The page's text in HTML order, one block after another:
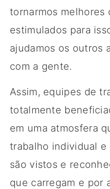
tornarmos melhores
estimulados para
ajudamos os outros
com a gente.
Assim, equipes de
totalmente
em uma atmosfera
trabalho individual e
são vistos e
que carregam e por